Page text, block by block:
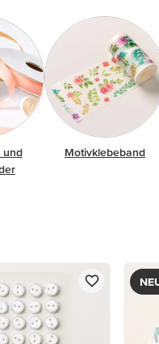
und
Motivklebeband